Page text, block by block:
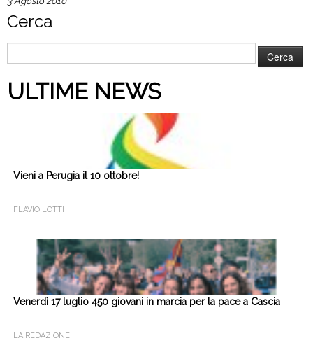
Cerca
per:
ULTIME NEWS
Vieni a Perugia il 10 ottobre!
FLAVIO LOTTI
Venerdì 17 luglio 450 giovani in marcia per la pace a Cascia
LA REDAZIONE